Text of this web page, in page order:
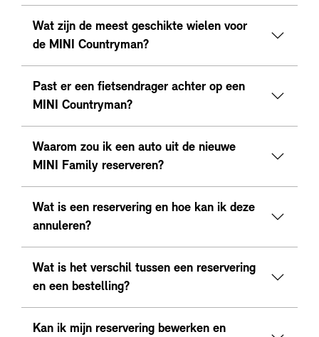
Wat zijn de meest geschikte wielen voor
de MINI Countryman?
Past er een fietsendrager achter op een
MINI Countryman?
Waarom zou ik een auto uit de nieuwe
MINI Family reserveren?
Wat is een reservering en hoe kan ik deze
annuleren?
Wat is het verschil tussen een reservering
en een bestelling?
Kan ik mijn reservering bewerken en